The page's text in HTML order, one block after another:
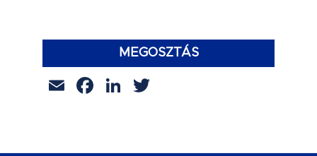
MEGOSZTÁS
EmailFacebook
LinkedIn